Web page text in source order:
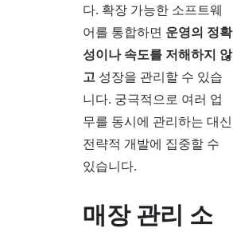
다. 확장 가능한 소프트웨
어를 통합하면 운영의 정확
성이나 속도를 저해하지 않
고 성장을 관리할 수 있습
니다. 궁극적으로 여러 업
무를 동시에 관리하는 대신
전략적 개발에 집중할 수
있습니다.
매장 관리 소